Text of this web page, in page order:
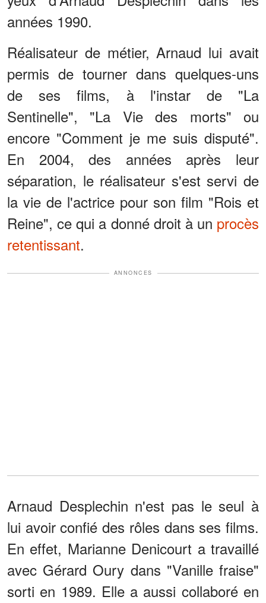
années 1990.
Réalisateur de métier, Arnaud lui avait
permis de tourner dans quelques-uns
de ses films, à l'instar de "La
Sentinelle", "La Vie des morts" ou
encore "Comment je me suis disputé".
En 2004, des années après leur
séparation, le réalisateur s'est servi de
la vie de l'actrice pour son film "Rois et
Reine", ce qui a donné droit à un procès
retentissant.
ANNONCES
Arnaud Desplechin n'est pas le seul à
lui avoir confié des rôles dans ses films.
En effet, Marianne Denicourt a travaillé
avec Gérard Oury dans "Vanille fraise"
sorti en 1989. Elle a aussi collaboré en